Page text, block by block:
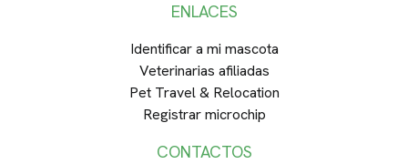
ENLACES
Identificar a mi mascota
Veterinarias afiliadas
Pet Travel & Relocation
Registrar microchip
CONTACTOS